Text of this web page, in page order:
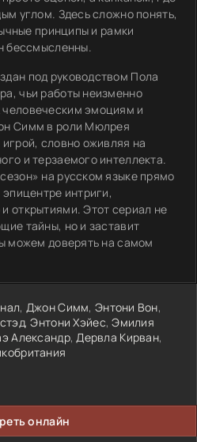
углом. Здесь сложно понять,
принципы и рамки
бессмысленны.
под руководством Пола
чьи работы неизменно
эмоциям и
Симм в роли Мюлрея
словно оживляя на
и терзаемого интеллекта.
на русском языке прямо
интриги,
открытиями. Этот сериал не
тайны, но и заставит
можем доверять на самом
, Джон Симм, Энтони Вон,
,Энтони Хэйес,Эмилия
Александр,Дервла Кирван,
онлайн